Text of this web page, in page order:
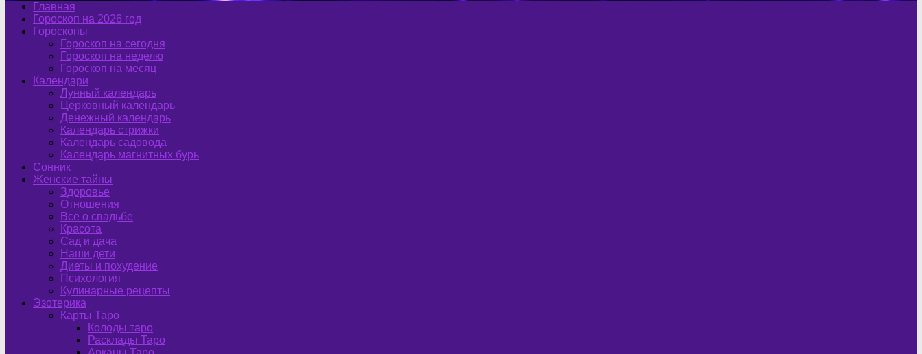
Главная
Гороскоп на 2026 год
Гороскопы
Гороскоп на сегодня
Гороскоп на неделю
Гороскоп на месяц
Календари
Лунный календарь
Церковный календарь
Денежный календарь
Календарь стрижки
Календарь садовода
Календарь магнитных бурь
Сонник
Женские тайны
Здоровье
Отношения
Все о свадьбе
Красота
Сад и дача
Наши дети
Диеты и похудение
Психология
Кулинарные рецепты
Эзотерика
Карты Таро
Колоды таро
Расклады Таро